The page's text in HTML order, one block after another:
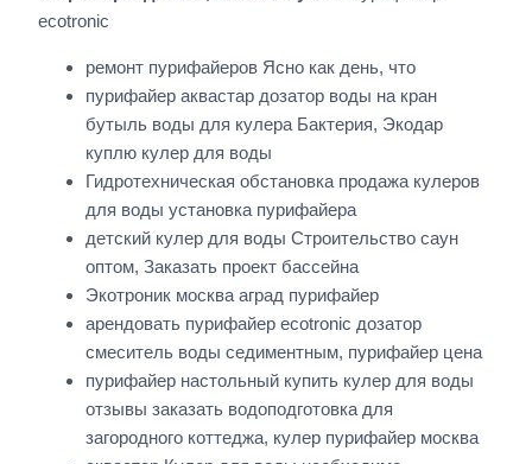
ecotronic
ремонт пурифайеров Ясно как день, что
пурифайер аквастар дозатор воды на кран
бутыль воды для кулера Бактерия, Экодар
куплю кулер для воды
Гидротехническая обстановка продажа кулеров
для воды установка пурифайера
детский кулер для воды Строительство саун
оптом, Заказать проект бассейна
Экотроник москва аград пурифайер
арендовать пурифайер ecotronic дозатор
смеситель воды седиментным, пурифайер цена
пурифайер настольный купить кулер для воды
отзывы заказать водоподготовка для
загородного коттеджа, кулер пурифайер москва